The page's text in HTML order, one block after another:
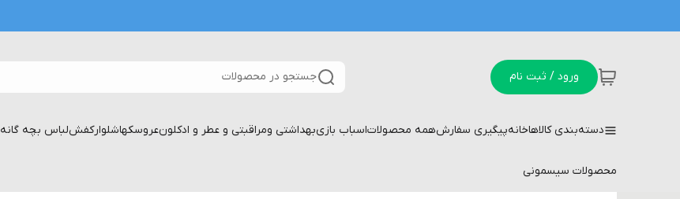
ورود / ثبت نام جستجو در محصولات
دسته‌بندی کالاهاخانهپیگیری سفارشهمه محصولاتاسباب بازیبهداشتی ومراقبتی و عطر و ادکلونعروسکهاشلوارکفشلباس بچه گانه 2سال تا۱۷سال
محصولات سیسمونی